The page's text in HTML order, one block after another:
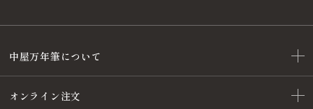
中屋万年筆について
オンライン注文